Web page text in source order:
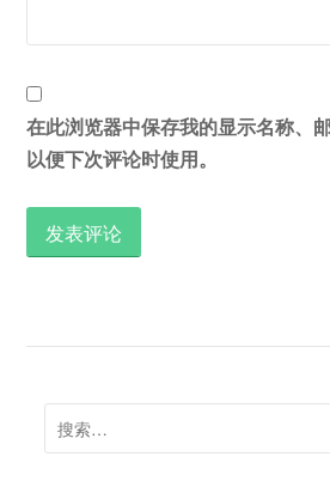
在此浏览器中保存我的显示名称、
以便下次评论时使用。
索：